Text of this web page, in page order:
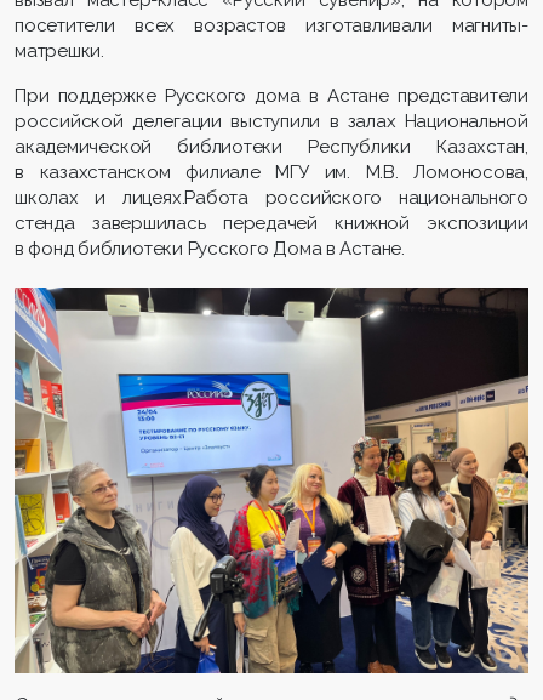
посетители всех возрастов изготавливали магниты-
матрешки.
При поддержке Русского дома в Астане представители
российской делегации выступили в залах Национальной
академической библиотеки Республики Казахстан,
в казахстанском филиале МГУ им. М.В. Ломоносова,
школах и лицеях.Работа российского национального
стенда завершилась передачей книжной экспозиции
в фонд библиотеки Русского Дома в Астане.